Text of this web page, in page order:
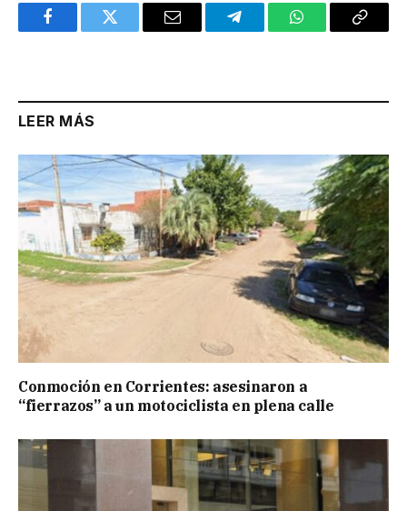
FacebookTwitter Email TelegramWhatsAppCopy
LEER MÁS
Conmoción en Corrientes: asesinaron a
“fierrazos” a un motociclista en plena calle